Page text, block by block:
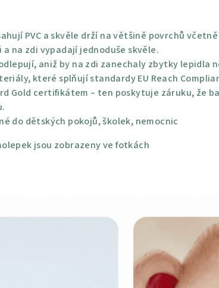
PVC a skvěle drží na většině povrchů
na zdi vypadají jednoduše skvěle.
aniž by na zdi zanechaly zbytky lepidla
které splňují standardy EU Reach
Gold certifikátem – ten poskytuje záruku, že
do dětských pokojů, školek, nemocnic
jsou zobrazeny ve fotkách